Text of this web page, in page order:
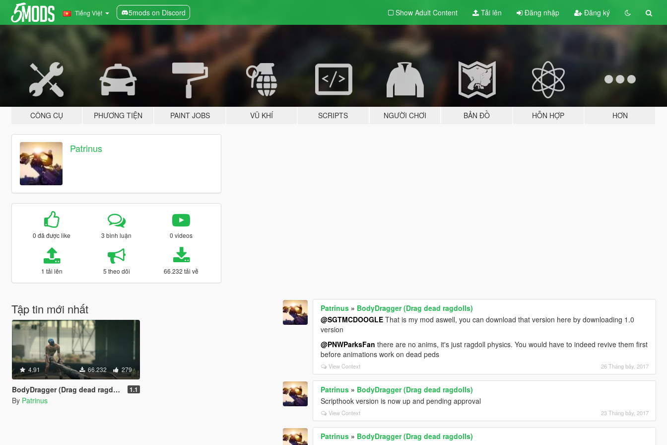
Tiếng Việt 5mods on Discord Show Adult Content Tải lên Đăng nhập Đăng ký
CÔNG CỤ PHƯƠNG TIỆN PAINT JOBS VŨ KHÍ SCRIPTS NGƯỜI CHƠI BẢN ĐỒ HỖN HỢP HƠN
Patrinus
0 đã được like 3 bình luận 0 videos
1 tải lên 5 theo dõi 66.232 tải về
Tập tin mới nhất
4.91 66.232 279
BodyDragger (Drag dead ragdolls) 1.1
By Patrinus
Patrinus » BodyDragger (Drag dead ragdolls)
@SGTMCDOOGLE That is my mod aswell, you can download that version here by downloading 1.0
version
@PNWParksFan there are no anims, it's just ragdoll physics. You would have to indeed revive them first
before animations work on dead peds
View Context 26 Tháng bảy, 2017
Patrinus » BodyDragger (Drag dead ragdolls)
Scripthook version is now up and pending approval
View Context 23 Tháng bảy, 2017
Patrinus » BodyDragger (Drag dead ragdolls)